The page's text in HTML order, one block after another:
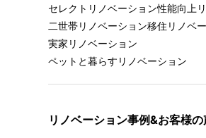
セレクトリノベーション性能向上
二世帯リノベーション移住リノベ
実家リノベーション
ペットと暮らすリノベーション
リノベーション事例&お客様の